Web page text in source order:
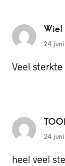
Wiel
24
Veel sterkte
24
heel veel